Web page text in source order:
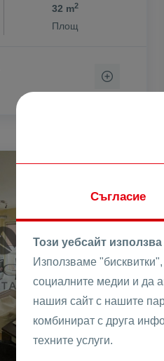
с.
с.
32 m2
Площ
Съгласие
Този уебсайт
Използваме
социалните медии и да
нашия сайт с нашите
комбинират с друга
техните услуги.